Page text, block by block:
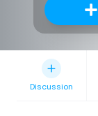
Discussion